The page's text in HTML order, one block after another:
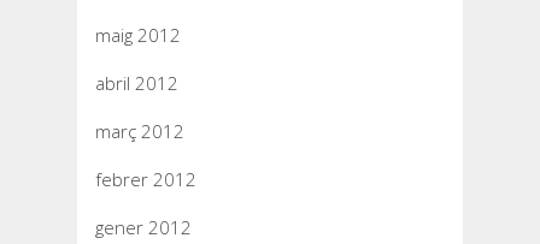
maig 2012
abril 2012
març 2012
febrer 2012
gener 2012